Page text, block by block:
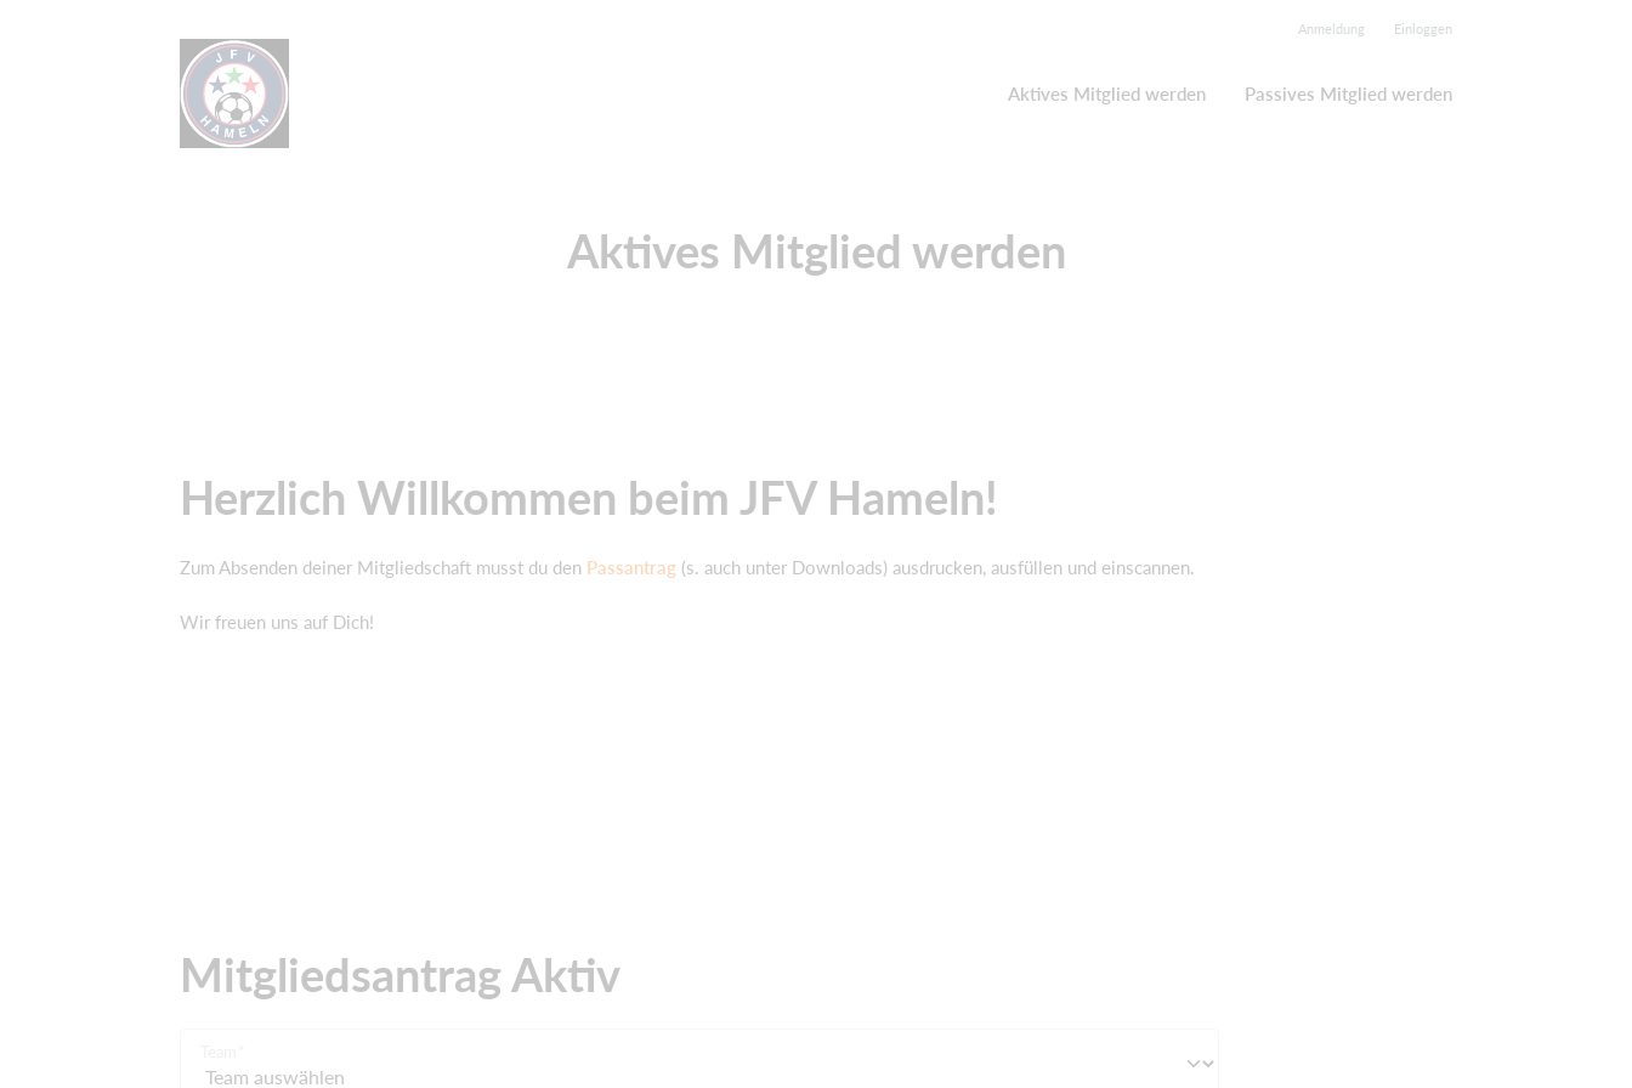
Anmeldung Einloggen
Aktives Mitglied werden Passives Mitglied werden
Aktives Mitglied werden
Herzlich Willkommen beim JFV Hameln!
Zum Absenden deiner Mitgliedschaft musst du den Passantrag (s. auch unter Downloads) ausdrucken, ausfüllen und einscannen.
Wir freuen uns auf Dich!
Mitgliedsantrag Aktiv